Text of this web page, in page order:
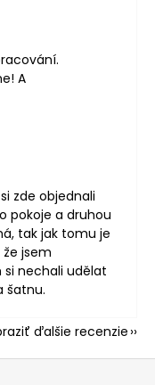
5 z 5 hviezdičiek.
A
5 z 5 hviezdičiek.
zde objednali
pokoje a druhou
tak jak tomu je
jsem
nechali udělat
šatnu.
ďalšie recenzie